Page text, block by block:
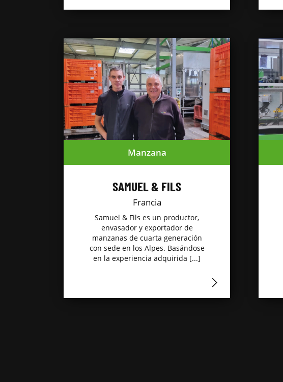
Manzana
SAMUEL & FILS
Francia
Samuel & Fils es un productor,
envasador y exportador de
manzanas de cuarta generación
con sede en los Alpes. Basándose
en la experiencia adquirida [...]